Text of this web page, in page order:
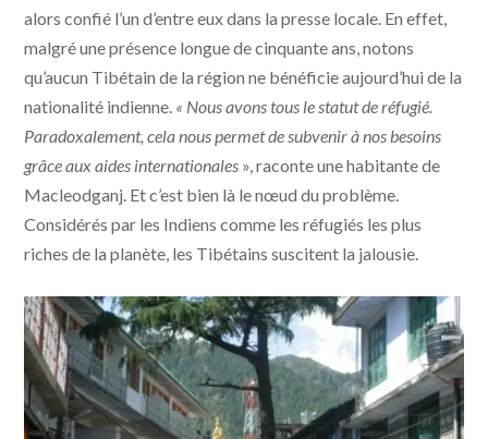
alors confié l’un d’entre eux dans la presse locale. En effet,
malgré une présence longue de cinquante ans, notons
qu’aucun Tibétain de la région ne bénéficie aujourd’hui de la
nationalité indienne. « Nous avons tous le statut de réfugié.
Paradoxalement, cela nous permet de subvenir à nos besoins
grâce aux aides internationales », raconte une habitante de
Macleodganj. Et c’est bien là le nœud du problème.
Considérés par les Indiens comme les réfugiés les plus
riches de la planète, les Tibétains suscitent la jalousie.